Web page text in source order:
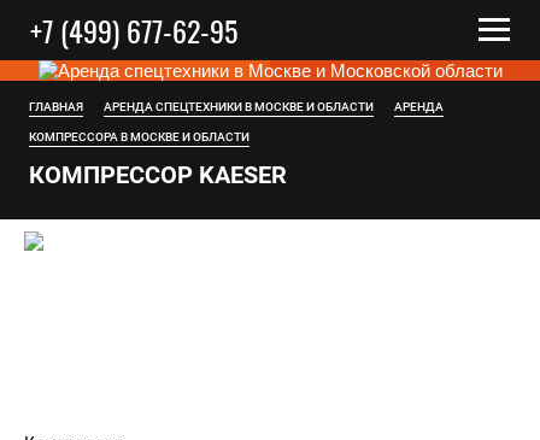
+7 (499) 677-62-95
ГЛАВНАЯ АРЕНДА СПЕЦТЕХНИКИ В МОСКВЕ И ОБЛАСТИ АРЕНДА
КОМПРЕССОРА В МОСКВЕ И ОБЛАСТИ
КОМПРЕССОР KAESER